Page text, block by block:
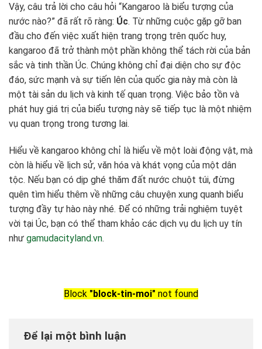
Vậy, câu trả lời cho câu hỏi “Kangaroo là biểu tượng của
nước nào?” đã rất rõ ràng: Úc. Từ những cuộc gặp gỡ ban
đầu cho đến việc xuất hiện trang trọng trên quốc huy,
kangaroo đã trở thành một phần không thể tách rời của bản
sắc và tinh thần Úc. Chúng không chỉ đại diện cho sự độc
đáo, sức mạnh và sự tiến lên của quốc gia này mà còn là
một tài sản du lịch và kinh tế quan trọng. Việc bảo tồn và
phát huy giá trị của biểu tượng này sẽ tiếp tục là một nhiệm
vụ quan trọng trong tương lai.
Hiểu về kangaroo không chỉ là hiểu về một loài động vật, mà
còn là hiểu về lịch sử, văn hóa và khát vọng của một dân
tộc. Nếu bạn có dịp ghé thăm đất nước chuột túi, đừng
quên tìm hiểu thêm về những câu chuyện xung quanh biểu
tượng đầy tự hào này nhé. Để có những trải nghiệm tuyệt
vời tại Úc, bạn có thể tham khảo các dịch vụ du lịch uy tín
như gamudacityland.vn.
Block "block-tin-moi" not found
Để lại một bình luận